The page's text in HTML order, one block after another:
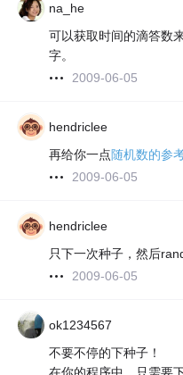
na_he
可以获取时间的滴答数
字。
2009-06-05
hendriclee
再给你一点随机数的参
2009-06-05
hendriclee
只下一次种子，然后
2009-06-05
ok1234567
不要不停的下种子！